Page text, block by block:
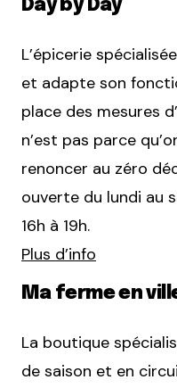
Day by Day
L’épicerie
et adapte son
place des mesures
n’est pas parce
renoncer au zéro
ouverte du lundi au
16h à 19h.
Plus d’info
Ma ferme en
La boutique
de saison et en